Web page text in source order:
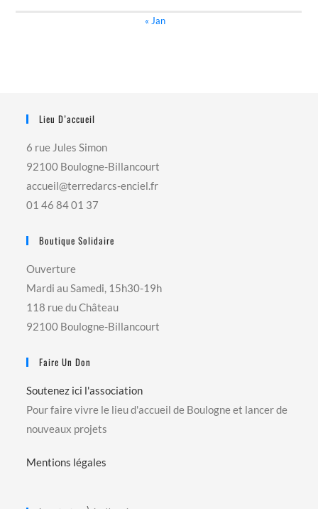
« Jan
Lieu D’accueil
6 rue Jules Simon
92100 Boulogne-Billancourt
accueil@terredarcs-enciel.fr
01 46 84 01 37
Boutique Solidaire
Ouverture
Mardi au Samedi, 15h30-19h
118 rue du Château
92100 Boulogne-Billancourt
Faire Un Don
Soutenez ici l'association
Pour faire vivre le lieu d'accueil de Boulogne et lancer de
nouveaux projets
Mentions légales